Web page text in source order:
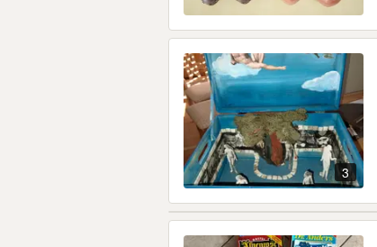
3